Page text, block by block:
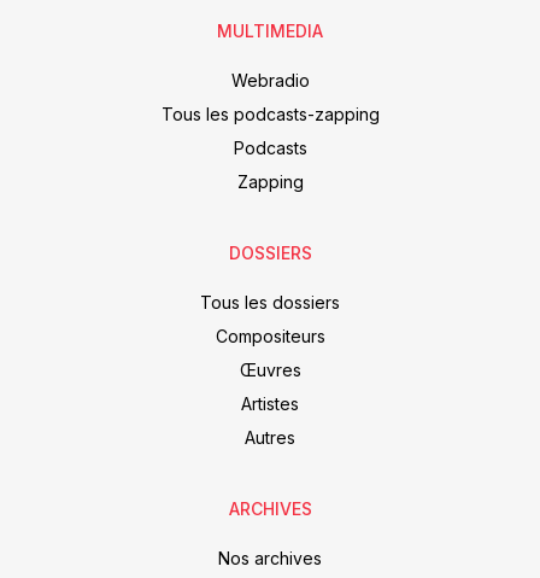
MULTIMEDIA
Webradio
Tous les podcasts-zapping
Podcasts
Zapping
DOSSIERS
Tous les dossiers
Compositeurs
Œuvres
Artistes
Autres
ARCHIVES
Nos archives